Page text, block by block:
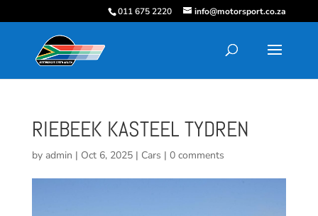
011 675 2220 info@motorsport.co.za
RIEBEEK KASTEEL TYDREN
by admin | Oct 6, 2025| Cars | 0 comments